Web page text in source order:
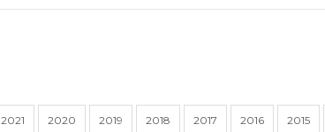
2021 2020 2019 2018 2017 2016 2015